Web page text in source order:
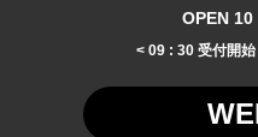
OPEN
< 09 : 30 受付開始